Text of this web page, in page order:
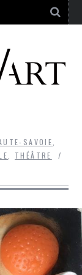
SAVOIE
THÉÂTRE